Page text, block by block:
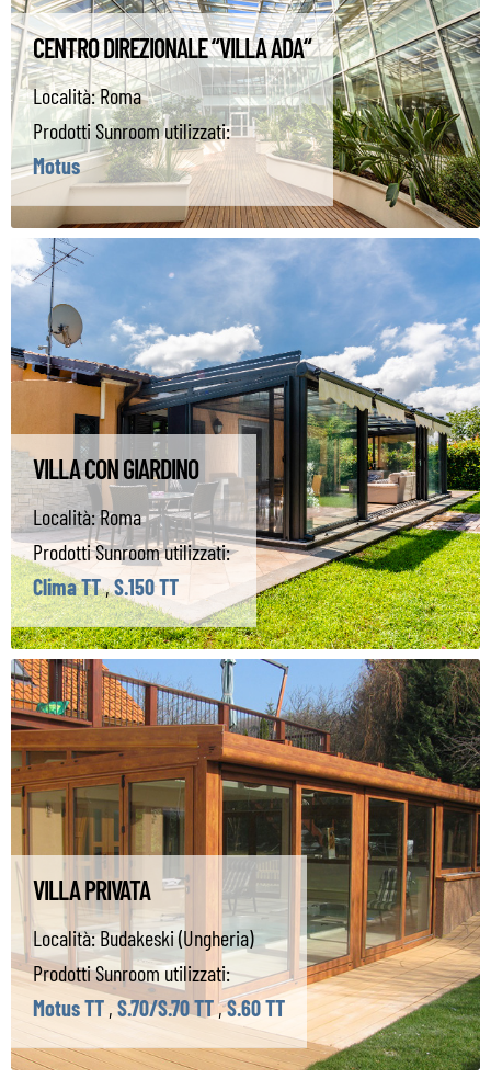
CENTRO DIREZIONALE “VILLA ADA“
Località:Roma
Prodotti Sunroom utilizzati:
Motus
VILLA CON GIARDINO
Località:Roma
Prodotti Sunroom utilizzati:
Clima TT,S.150 TT
VILLA PRIVATA
Località:Budakeski (Ungheria)
Prodotti Sunroom utilizzati:
Motus TT ,S.70/S.70 TT,S.60 TT